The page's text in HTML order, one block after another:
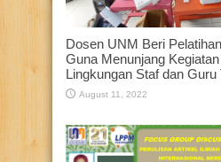
Dosen UNM Beri
Guna Menunjang
Lingkungan Staf dan
August 11, 2022